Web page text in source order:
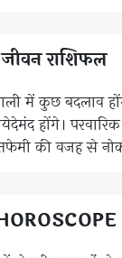
राशिफल
में कुछ
होंगे।
की वजह से